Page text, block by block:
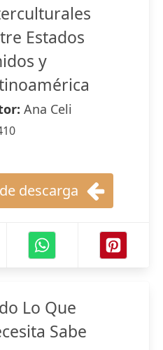
Estados
y
Ana Celi
descarga
Lo Que
Sabe